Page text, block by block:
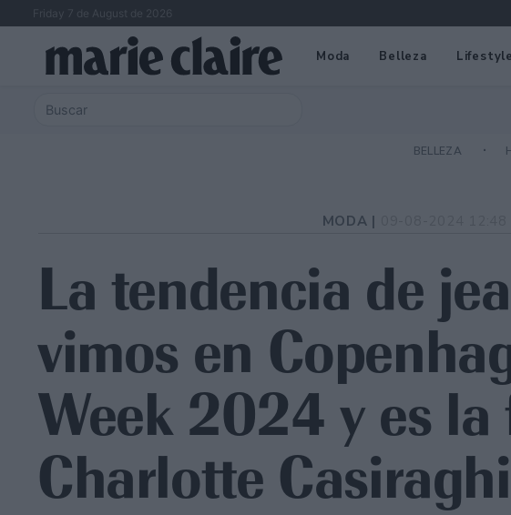
Friday 7 de August de 2026
Moda Belleza Lifestyle
BELLEZA
MODA |
La tendencia de
vimos en
Week 2024 y es la
Charlotte Casiraghi